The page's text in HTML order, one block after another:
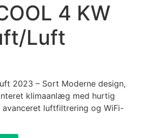
4 KW
Luft
2023 – Sort Moderne design,
klimaanlæg med hurtig
luftfiltrering og WiFi-